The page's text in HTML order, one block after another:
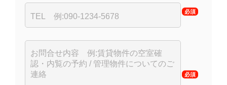
必須
必須